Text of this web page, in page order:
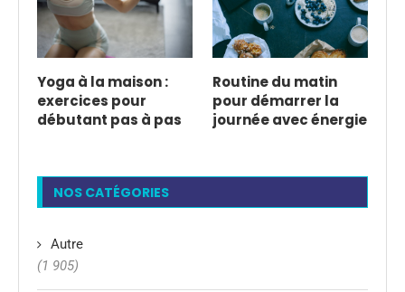
Yoga à la maison :
exercices pour
débutant pas à pas
Routine du matin
pour démarrer la
journée avec énergie
NOS CATÉGORIES
Autre
(1 905)